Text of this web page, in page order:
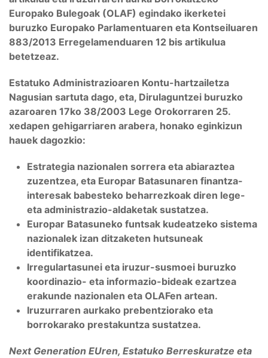
Europako Bulegoak (OLAF) egindako ikerketei
buruzko Europako Parlamentuaren eta Kontseiluaren
883/2013 Erregelamenduaren 12 bis artikulua
betetzeaz.
Estatuko Administrazioaren Kontu-hartzailetza
Nagusian sartuta dago, eta, Dirulaguntzei buruzko
azaroaren 17ko 38/2003 Lege Orokorraren 25.
xedapen gehigarriaren arabera, honako eginkizun
hauek dagozkio:
Estrategia nazionalen sorrera eta abiaraztea
zuzentzea, eta Europar Batasunaren finantza-
interesak babesteko beharrezkoak diren lege-
eta administrazio-aldaketak sustatzea.
Europar Batasuneko funtsak kudeatzeko sistema
nazionalek izan ditzaketen hutsuneak
identifikatzea.
Irregulartasunei eta iruzur-susmoei buruzko
koordinazio- eta informazio-bideak ezartzea
erakunde nazionalen eta OLAFen artean.
Iruzurraren aurkako prebentziorako eta
borrokarako prestakuntza sustatzea.
Next Generation EUren, Estatuko Berreskuratze eta